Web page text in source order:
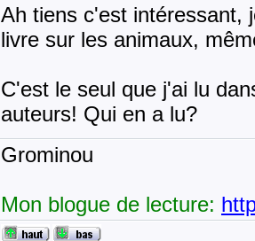
Ah tiens c'est intéressant,
livre sur les animaux,
C'est le seul que j'ai lu
auteurs! Qui en a lu?
Grominou
Mon blogue de lecture: